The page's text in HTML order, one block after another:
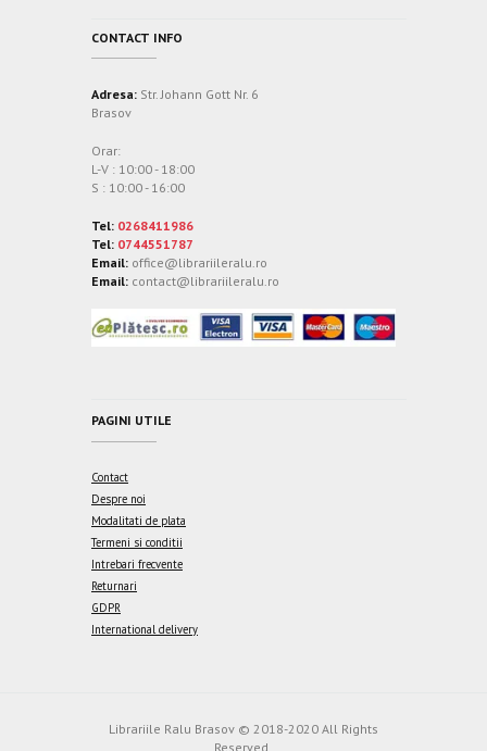
CONTACT INFO
Adresa: Str. Johann Gott Nr. 6
Brasov
Orar:
L-V : 10:00 - 18:00
S : 10:00 - 16:00
Tel: 0268411986
Tel: 0744551787
Email: office@librariileralu.ro
Email: contact@librariileralu.ro
PAGINI UTILE
Contact
Despre noi
Modalitati de plata
Termeni si conditii
Intrebari frecvente
Returnari
GDPR
International delivery
Librariile Ralu Brasov © 2018-2020 All Rights
Reserved.